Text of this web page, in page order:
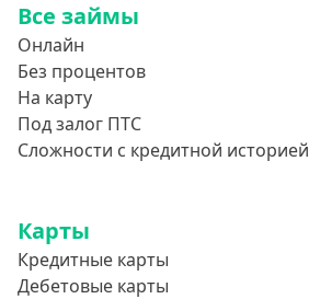
Доброзайм
Деньги на карту мгновенно
Все займы
Онлайн
Без процентов
На карту
Под залог ПТС
Сложности с кредитной историей
Карты
Кредитные карты
Дебетовые карты